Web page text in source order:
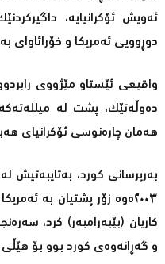
ئەویش ئۆکرانیایە،
دوڕوویی ئەمریکا و خۆرائاوای
واقیعی ئێستاو مێژووی
دەوڵەتێک، پشت لە
هەمان چارەنوسی ئۆکرانیای
بەرپرسانی کورد،
٢٠٠٣ەوە زۆر پشتیان بە
و گەڕانەوەی کورد بوو بۆ هێڵی ٣٦ و پێش داگیرکردنی عێراق!